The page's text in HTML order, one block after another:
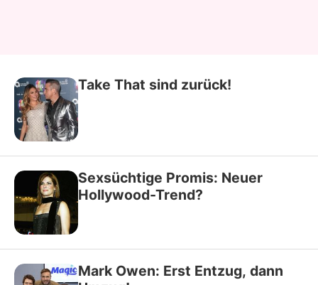
Take That sind zurück!
Sexsüchtige Promis: Neuer
Hollywood-Trend?
Mark Owen: Erst Entzug, dann